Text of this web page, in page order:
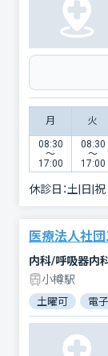
月 火
08:30
〜
17:00
08:30
〜
17:00
休診日：土|日|祝
医療法人社
内科/呼吸器内
小樽駅
土曜可 電